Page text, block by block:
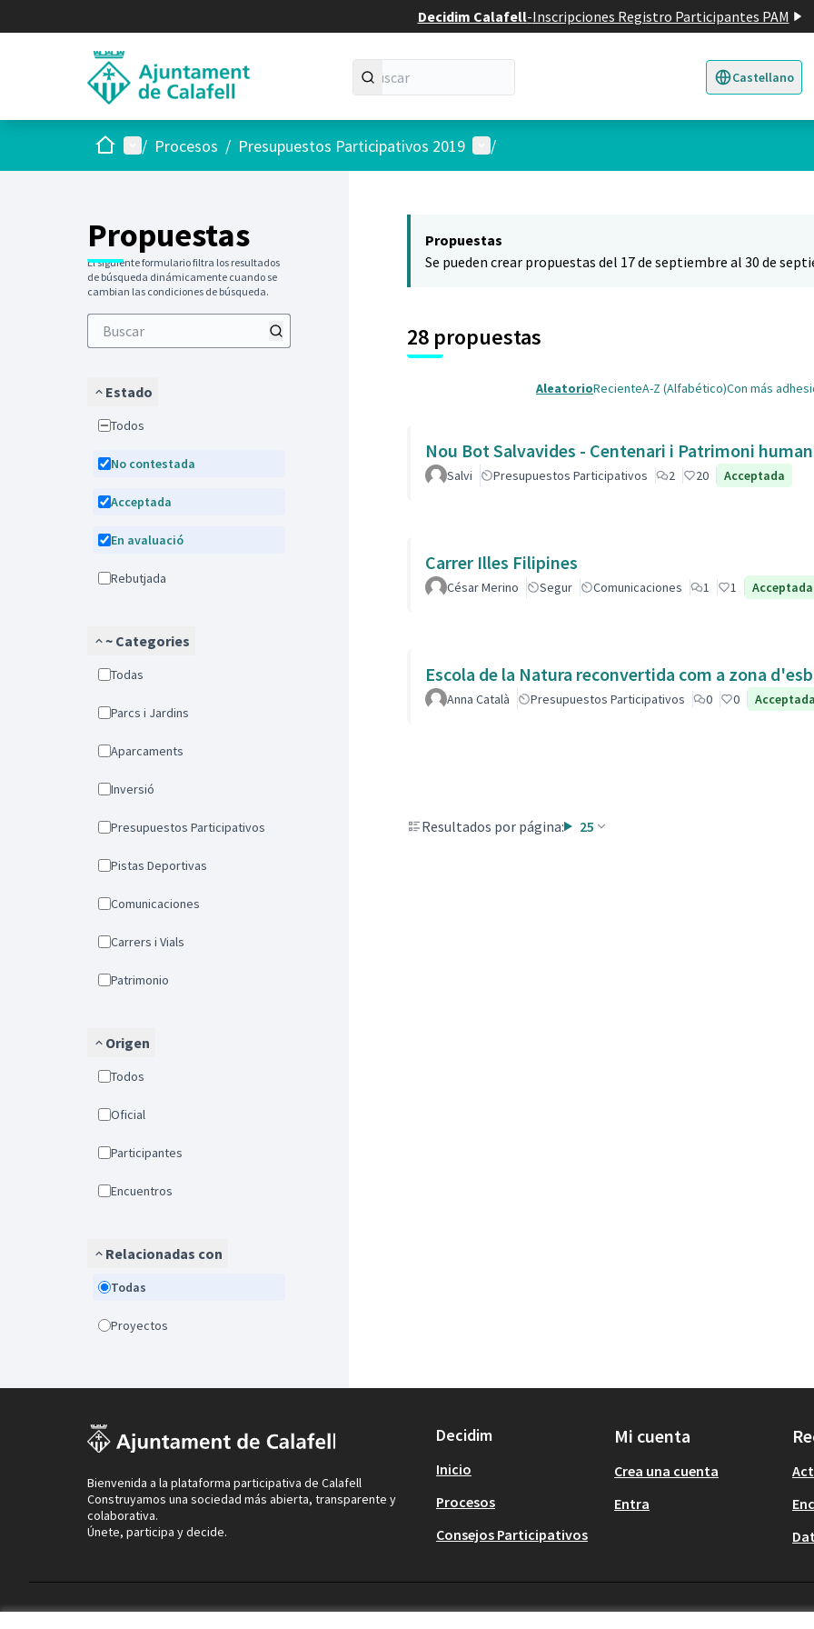
Decidim Calafell-Inscripciones Registro Participantes PAM
Castellano
Triar la llengua
InicioMenú principal
/ Procesos / Presupuestos Participativos 2019 Menú de usuario
/
Propuestas
El siguiente formulario filtra los resultados
de búsqueda dinámicamente cuando se
cambian las condiciones de búsqueda.
Estado
Todos
No contestada
Acceptada
En avaluació
Rebutjada
~ Categories
Todas
Parcs i Jardins
Aparcaments
Inversió
Presupuestos Participativos
Pistas Deportivas
Comunicaciones
Carrers i Vials
Patrimonio
Origen
Todos
Oficial
Participantes
Encuentros
Relacionadas con
Todas
Proyectos
Propuestas
Se pueden crear propuestas del 17 de septiembre al 30 de
28 propuestas
AleatorioRecienteA-Z (Alfabético)Con más
Nou Bot Salvavides - Centenari i Patrimoni
Salvi Presupuestos Participativos 2 20 Acceptada
Carrer Illes Filipines
César Merino Segur Comunicaciones 1 1 Acceptada
Escola de la Natura reconvertida com a zona
Anna Català Presupuestos Participativos 0 0 Acceptada
Resultados por página: 25
Bienvenida a la plataforma participativa de Calafell
Construyamos una sociedad más abierta, transparente y
colaborativa.
Únete, participa y decide.
Decidim
Inicio
Procesos
Consejos Participativos
Mi cuenta
Crea una cuenta
Entra